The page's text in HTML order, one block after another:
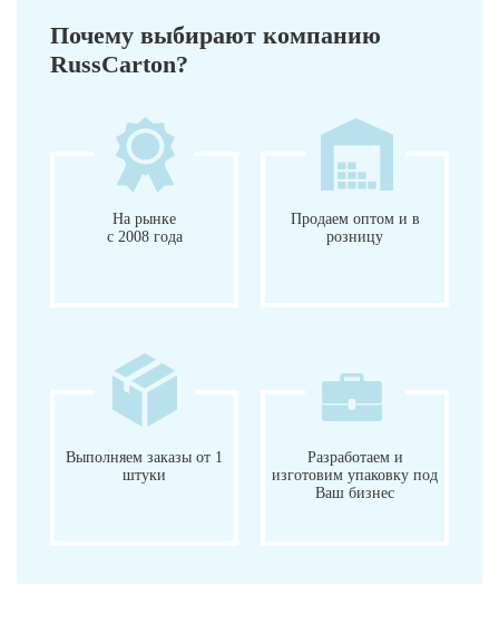
Почему выбирают компанию
RussCarton?
На рынке
с 2008 года
Продаем оптом и в
розницу
Выполняем заказы от 1
штуки
Разработаем и
изготовим упаковку под
Ваш бизнес